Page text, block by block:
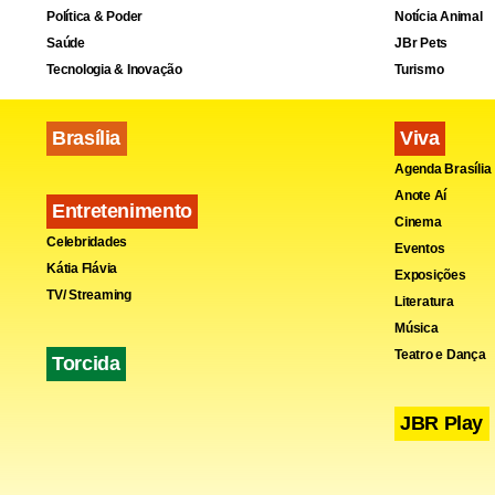
“Estamos
preocupa
Milhares de
mil
com
À medida
Política & Poder
Saúde
Tecnologia & Inovação
Brasília
Entretenimento
Celebridades
Kátia Flávia
TV/ Streaming
Torcida
Notícia Animal
JBr Pets
Turismo
Viva
Agenda Brasília
Anote Aí
Cinema
Eventos
Exposições
Literatura
Música
Teatro e Dança
JBR Play